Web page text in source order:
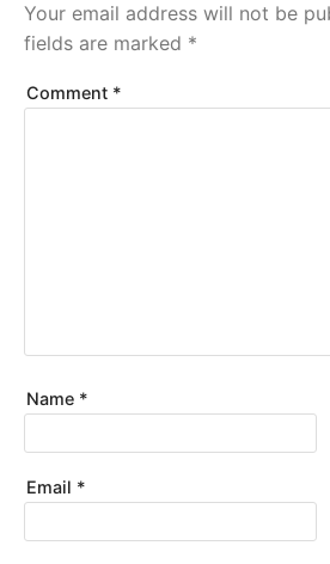
Your email address will not be
fields are marked *
Comment *
Name *
Email *